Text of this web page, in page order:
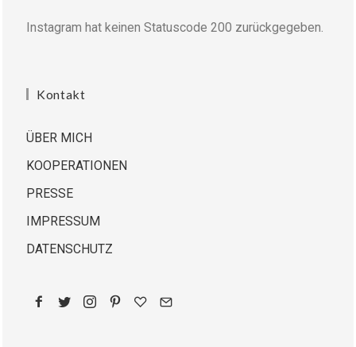
Instagram hat keinen Statuscode 200 zurückgegeben.
Kontakt
ÜBER MICH
KOOPERATIONEN
PRESSE
IMPRESSUM
DATENSCHUTZ